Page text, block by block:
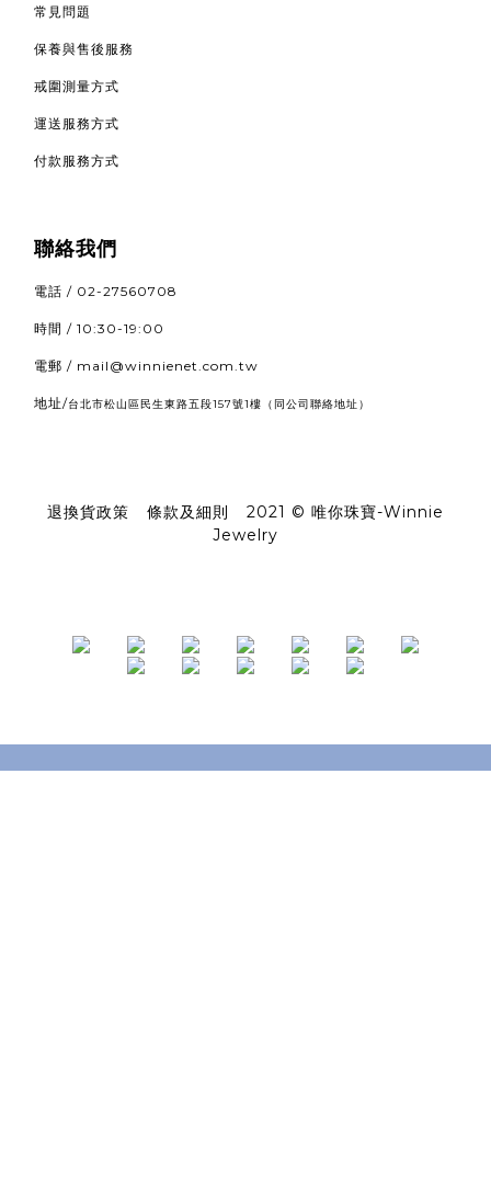
常見問題
保養與售後服務
戒圍測量方式
運送服務方式
付款服務方式
聯絡我們
電話 / 02-27560708
時間 / 10:30-19:00
電郵 / mail@winnienet.com.tw
地址/台北市松山區民生東路五段157號1樓 （同公司聯絡地址）
退換貨政策 條款及細則
2021 © 唯你珠寶-Winnie
Jewelry